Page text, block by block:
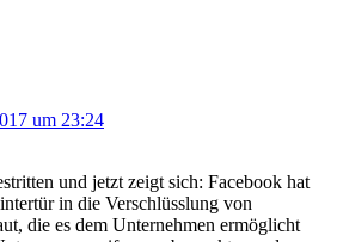
um 23:24
und jetzt zeigt sich: Facebook hat
in die Verschlüsslung von
die es dem Unternehmen ermöglicht